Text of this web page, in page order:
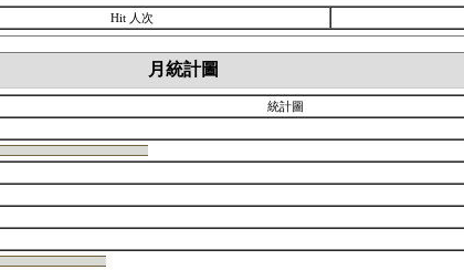
Hit 人次
月統計圖
統計圖